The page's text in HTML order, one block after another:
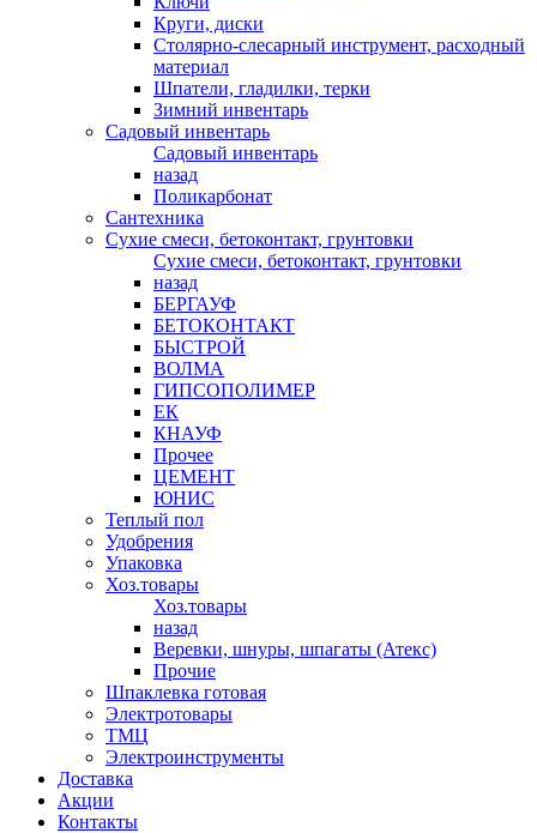
Круги, диски
Столярно-слесарный инструмент, расходный
материал
Шпатели, гладилки, терки
Зимний инвентарь
Садовый инвентарь
Садовый инвентарь
назад
Поликарбонат
Сантехника
Сухие смеси, бетоконтакт, грунтовки
Сухие смеси, бетоконтакт, грунтовки
назад
БЕРГАУФ
БЕТОКОНТАКТ
БЫСТРОЙ
ВОЛМА
ГИПСОПОЛИМЕР
ЕК
КНАУФ
Прочее
ЦЕМЕНТ
ЮНИС
Теплый пол
Удобрения
Упаковка
Хоз.товары
Хоз.товары
назад
Веревки, шнуры, шпагаты (Атекс)
Прочие
Шпаклевка готовая
Электротовары
ТМЦ
Электроинструменты
Доставка
Акции
Контакты